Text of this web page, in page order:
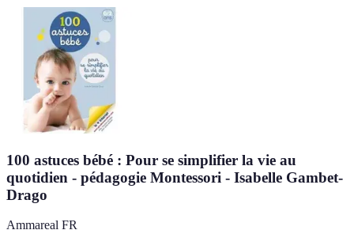
100 astuces bébé : Pour se simplifier la vie au
quotidien - pédagogie Montessori - Isabelle Gambet-
Drago
Ammareal FR